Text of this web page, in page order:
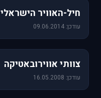
חיל-האוויר הישראלי
עודכן: 09.06.2014
צוותי אווירובאטיקה
עודכן: 16.05.2008